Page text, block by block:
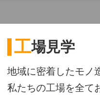
工場見学
地域に密着したモノ
私たちの工場を全て